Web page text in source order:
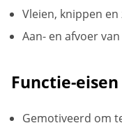
Vleien, knippen en
Aan- en afvoer
Functie-eisen
Gemotiveerd om